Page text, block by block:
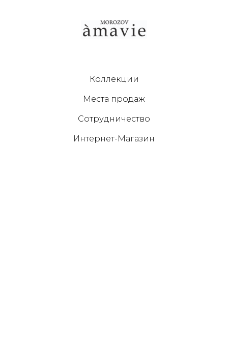
Коллекции
Места продаж
Сотрудничество
Интернет-Магазин